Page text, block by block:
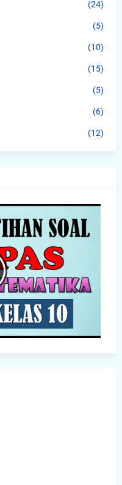
(24)
(5)
(10)
(15)
(5)
(6)
(12)